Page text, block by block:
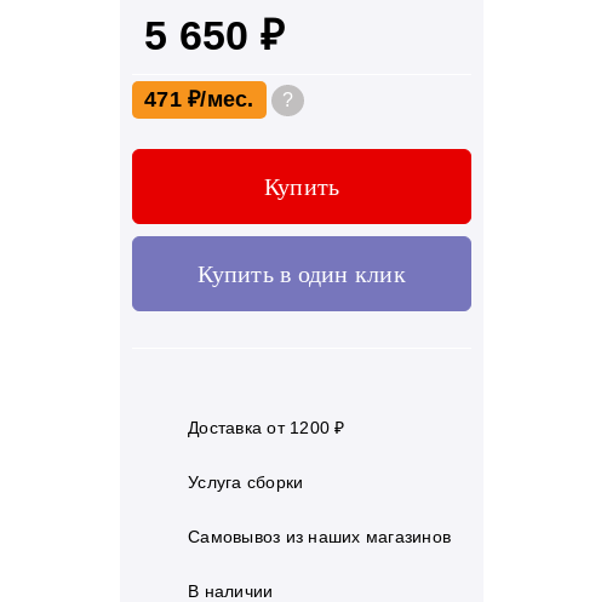
5 650 ₽
471 ₽ ?
Купить
Купить в один клик
Доставка от 1200 ₽
Услуга сборки
Самовывоз из наших магазинов
В наличии